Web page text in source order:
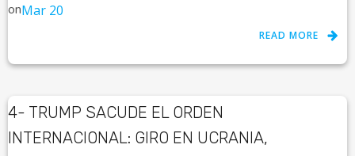
onMar 20
READ MORE
4- TRUMP SACUDE EL ORDEN
INTERNACIONAL: GIRO EN UCRANIA,